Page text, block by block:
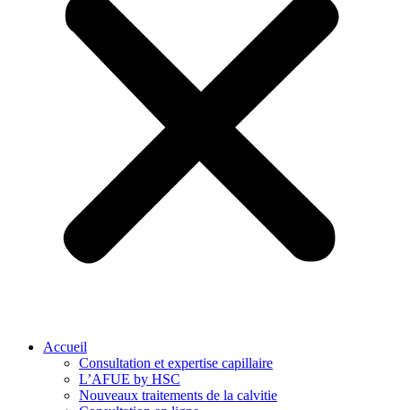
Accueil
Consultation et expertise capillaire
L’AFUE by HSC
Nouveaux traitements de la calvitie